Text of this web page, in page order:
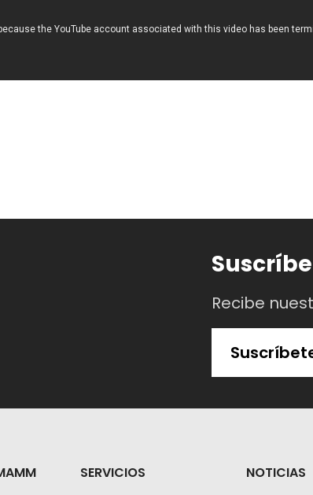
Recibe
SERVICIOS NOTICIAS